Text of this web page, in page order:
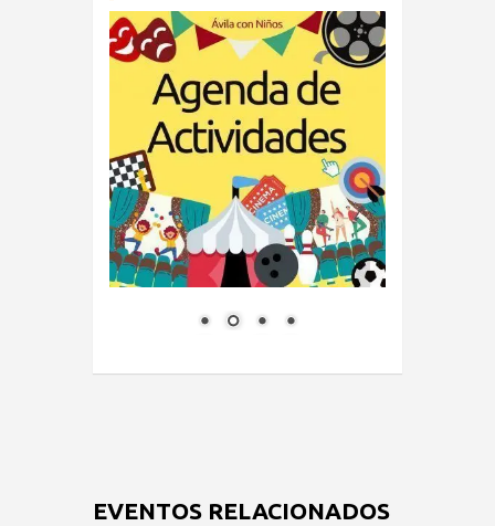
EVENTOS RELACIONADOS